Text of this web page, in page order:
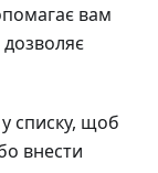
вам
списку, щоб
внести